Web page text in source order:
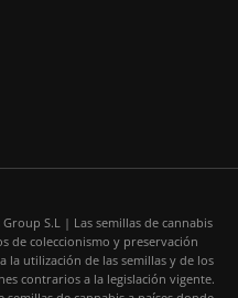
S.L | Las semillas de cannabis
de coleccionismo y preservación
la utilización de las semillas y de los
contrarios a la legislación vigente.